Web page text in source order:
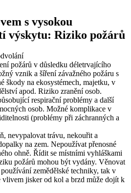
s vysokou
výskytu: Riziko požárů
požárů v důsledku déletrvajícího
vznik a šíření závažného požáru s
škody na ekosystémech, majetku, v
apod. Riziko zranění osob.
respirační problémy a další
osob. Možné komplikace v
(problémy při záchranných a
nevypalovat trávu, nekouřit a
na zem. Nepoužívat přenosné
ohně. Řídit se místními vyhláškami
požárů mohou být vydány. Věnovat
zemědělské techniky, tak v
jisker od kol a brzd může dojít k